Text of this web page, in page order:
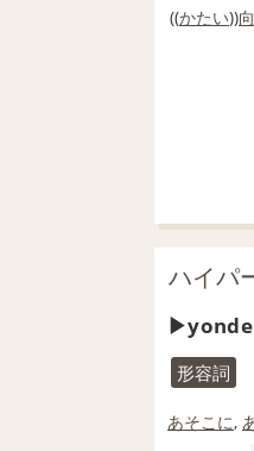
((かたい))
ハイパ
形容詞
あそこに,